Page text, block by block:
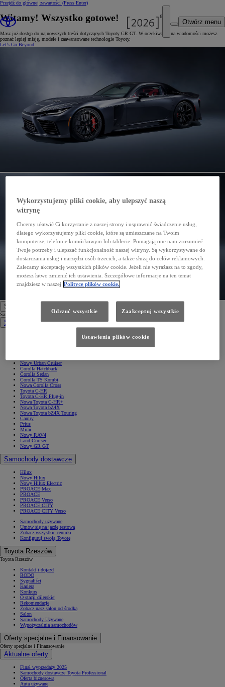
Przejdź do głównej zawartości (Press Enter)
Otwórz menu
Witamy! Wszystko gotowe!
Masz już dostęp do najnowszych treści dotyczących Toyoty GR GT. W oczekiwaniu na wiadomości możesz
poznać lepiej misję, modele i zaawansowane technologie Toyoty.
Let’s Go Beyond
Samochody
Samochody
Samochody osobowe
Nowy Urban Cruiser
Corolla Hatchback
Corolla Sedan
Corolla TS Kombi
Nowa Corolla Cross
Toyota C-HR
Toyota C-HR Plug-in
Nowa Toyota C-HR+
Nowa Toyota bZ4X
Nowa Toyota bZ4X Touring
Camry
Prius
Mirai
Nowy RAV4
Land Cruiser
Nowy GR GT
Samochody dostawcze
Hilux
Nowy Hilux
Nowy Hilux Electric
PROACE Max
PROACE
PROACE Verso
PROACE CITY
PROACE CITY Verso
Samochody używane
Umów się na jazdę testową
Zobacz wszystkie cenniki
Konfiguruj swoją Toyotę
Toyota Rzeszów
Toyota Rzeszów
Kontakt i dojazd
RODO
Sygnaliści
Kariera
Konkurs
O stacji dilerskiej
Rekomendacje
Zobacz nasz salon od środka
Salon
Samochody Używane
Wypożyczalnia samochodów
Oferty specjalne i Finansowanie
Oferty specjalne i Finansowanie
Aktualne oferty
Finał wyprzedaży 2025
Samochody dostawcze Toyota Professional
Oferta biznesowa
Auta używane
Wykorzystujemy pliki cookie, aby ulepszyć naszą
witrynę
Chcemy ułatwić Ci korzystanie z naszej strony i usprawnić świadczenie usług,
dlatego wykorzystujemy pliki cookie, które są umieszczane na Twoim
komputerze, telefonie komórkowym lub tablecie. Pomagają one nam zrozumieć
Twoje potrzeby i ulepszać funkcjonalność naszej witryny. Są wykorzystywane do
dostarczania usług i narzędzi osób trzecich, a także służą do celów reklamowych.
Zalecamy akceptację wszystkich plików cookie. Jeżeli nie wyrażasz na to zgody,
możesz łatwo zmienić ich ustawienia. Szczegółowe informacje na ten temat
znajdziesz w naszej Polityce plików cookie.
Odrzuć wszystkie Zaakceptuj wszystkie
Ustawienia plików cookie